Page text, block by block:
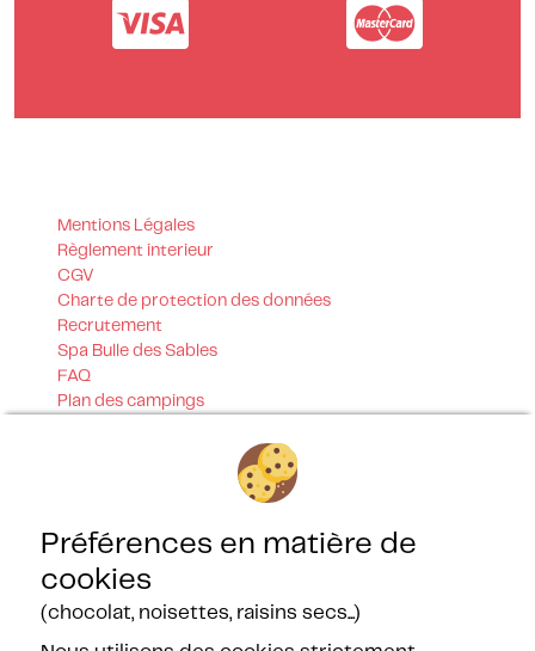
Mentions Légales
Règlement interieur
CGV
Charte de protection des données
Recrutement
Spa Bulle des Sables
FAQ
Plan des campings
Nos certifications
Préférences en matière de
cookies
(chocolat, noisettes, raisins secs...)